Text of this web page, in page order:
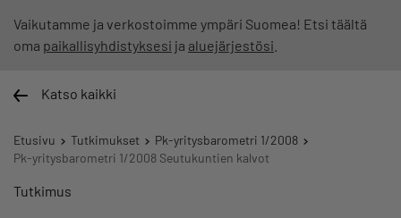
Vaikutamme ja verkostoimme ympäri Suomea! Etsi täältä
oma paikallisyhdistyksesi ja aluejärjestösi
Katso kaikki
Etusivu Tutkimukset
Pk-yritysbarometri 1/2008
Pk-yritysbarometri 1/2008 Seutukuntien kalvot
Tutkimus